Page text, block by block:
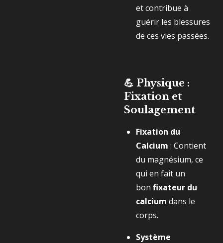
et contribue à
guérir les blessures
de ces vies passées.
💪 Physique :
Fixation et
Soulagement
Fixation du
Calcium : Contient
du magnésium, ce
qui en fait un
bon fixateur du
calcium dans le
corps.
Système